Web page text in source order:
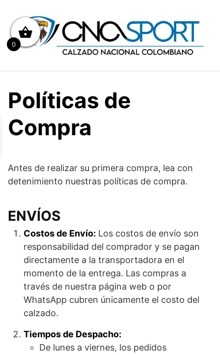
contenido
Políticas de
Compra
Antes de realizar su primera compra, lea con
detenimiento nuestras políticas de compra.
ENVÍOS
Costos de Envío: Los costos de envío son
responsabilidad del comprador y se pagan
directamente a la transportadora en el
momento de la entrega. Las compras a
través de nuestra página web o por
WhatsApp cubren únicamente el costo del
calzado.
Tiempos de Despacho:
De lunes a viernes, los pedidos
0